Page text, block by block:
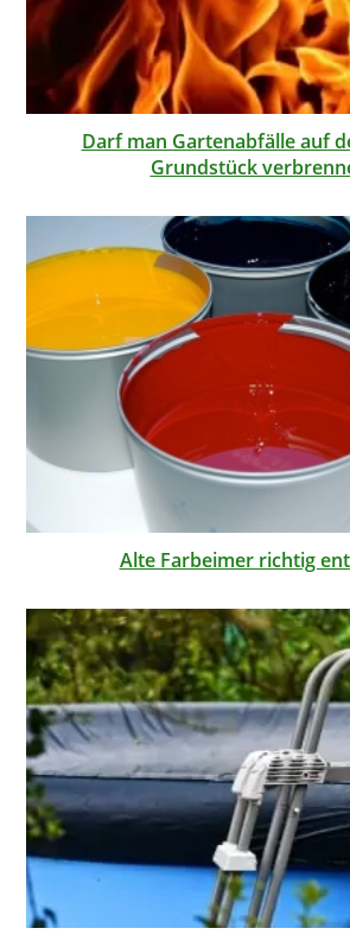
Darf man Gartenabfälle auf
Grundstück
Alte Farbeimer richtig